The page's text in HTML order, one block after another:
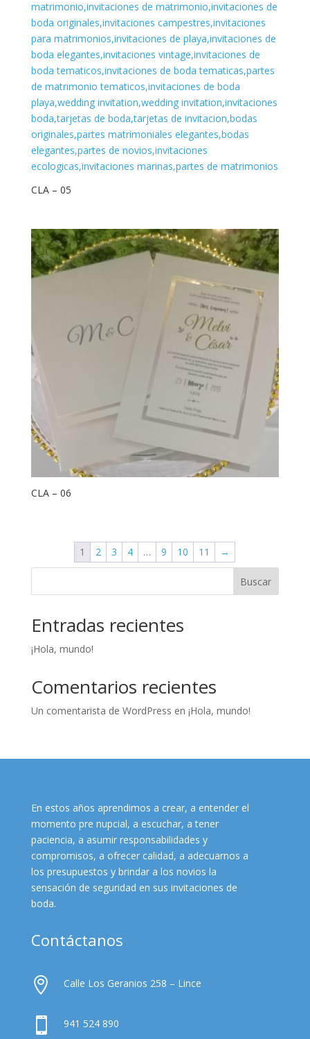
CLA – 05
CLA – 06
1 2 3 4 … 9 10 11 →
Buscar
Entradas recientes
¡Hola, mundo!
Comentarios recientes
Un comentarista de WordPress en ¡Hola, mundo!
En estos años aprendimos a crear, a entender el
momento pre nupcial, a escuchar, a tener
paciencia, a asumir responsabilidades y
compromisos, a ofrecer calidad, a adecuarnos a
los presupuestos y brindar a los novios la
sensación de seguridad en sus invitaciones de
boda.
Contáctanos
 Calle Los Geranios 258 – Lince
 941 524 890